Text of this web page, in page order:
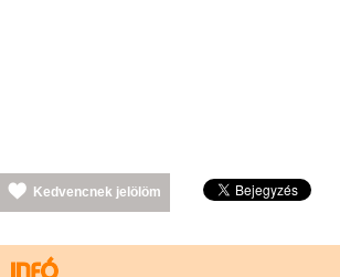
Kedvencnek jelölöm